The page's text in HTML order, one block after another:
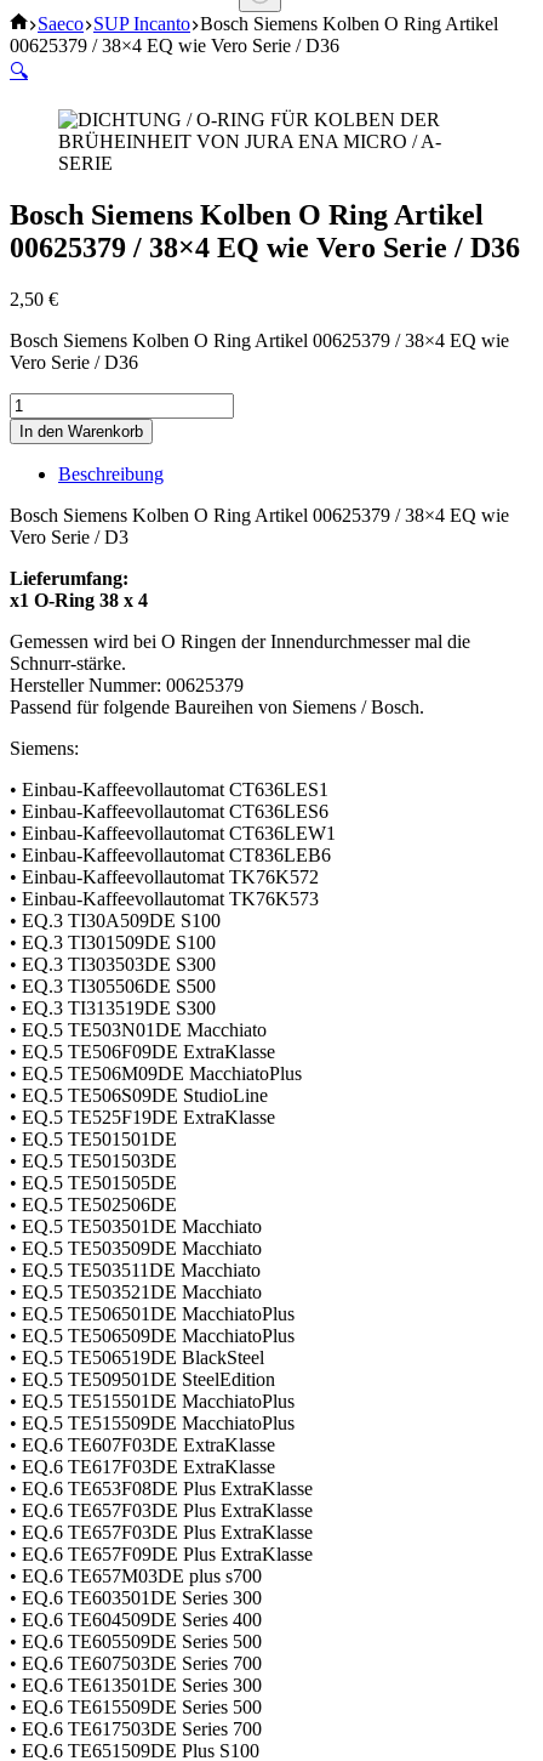
Keine
Ergebnisse
Start
Saeco SUP Incanto Bosch Siemens Kolben O Ring Artikel
00625379 / 38×4 EQ wie Vero Serie / D36
🔍
Bosch Siemens Kolben O Ring Artikel
00625379 / 38×4 EQ wie Vero Serie / D36
2,50 €
Bosch Siemens Kolben O Ring Artikel 00625379 / 38×4 EQ wie
Vero Serie / D36
Bosch
Siemens
Kolben
Artikel
00625379
38x4
EQ
Vero
Serie
/
D36
In den Warenkorb
Beschreibung
Bosch Siemens Kolben O Ring Artikel 00625379 / 38×4 EQ wie
Vero Serie / D3
Lieferumfang:
x1 O-Ring 38 x 4
Gemessen wird bei O Ringen der Innendurchmesser mal die
Schnurr-stärke.
Hersteller Nummer: 00625379
Passend für folgende Baureihen von Siemens / Bosch.
Siemens:
• Einbau-Kaffeevollautomat CT636LES1
• Einbau-Kaffeevollautomat CT636LES6
• Einbau-Kaffeevollautomat CT636LEW1
• Einbau-Kaffeevollautomat CT836LEB6
• Einbau-Kaffeevollautomat TK76K572
• Einbau-Kaffeevollautomat TK76K573
• EQ.3 TI30A509DE S100
• EQ.3 TI301509DE S100
• EQ.3 TI303503DE S300
• EQ.3 TI305506DE S500
• EQ.3 TI313519DE S300
• EQ.5 TE503N01DE Macchiato
• EQ.5 TE506F09DE ExtraKlasse
• EQ.5 TE506M09DE MacchiatoPlus
• EQ.5 TE506S09DE StudioLine
• EQ.5 TE525F19DE ExtraKlasse
• EQ.5 TE501501DE
• EQ.5 TE501503DE
• EQ.5 TE501505DE
• EQ.5 TE502506DE
• EQ.5 TE503501DE Macchiato
• EQ.5 TE503509DE Macchiato
• EQ.5 TE503511DE Macchiato
• EQ.5 TE503521DE Macchiato
• EQ.5 TE506501DE MacchiatoPlus
• EQ.5 TE506509DE MacchiatoPlus
• EQ.5 TE506519DE BlackSteel
• EQ.5 TE509501DE SteelEdition
• EQ.5 TE515501DE MacchiatoPlus
• EQ.5 TE515509DE MacchiatoPlus
• EQ.6 TE607F03DE ExtraKlasse
• EQ.6 TE617F03DE ExtraKlasse
• EQ.6 TE653F08DE Plus ExtraKlasse
• EQ.6 TE657F03DE Plus ExtraKlasse
• EQ.6 TE657F03DE Plus ExtraKlasse
• EQ.6 TE657F09DE Plus ExtraKlasse
• EQ.6 TE657M03DE plus s700
• EQ.6 TE603501DE Series 300
• EQ.6 TE604509DE Series 400
• EQ.6 TE605509DE Series 500
• EQ.6 TE607503DE Series 700
• EQ.6 TE613501DE Series 300
• EQ.6 TE615509DE Series 500
• EQ.6 TE617503DE Series 700
• EQ.6 TE651509DE Plus S100